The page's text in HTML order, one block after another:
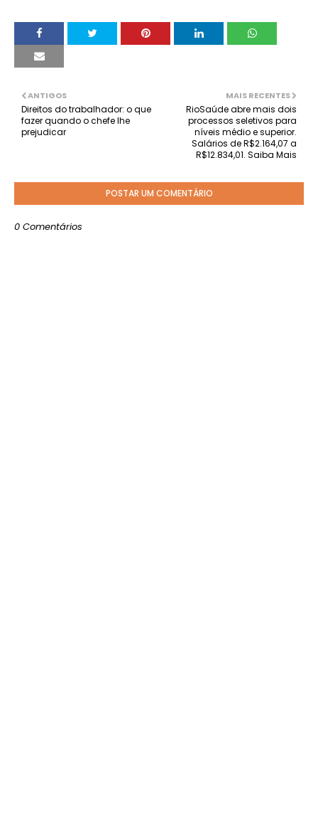
MAIS RECENTES
RioSaúde abre mais dois
processos seletivos para
níveis médio e superior.
Salários de R$2.164,07 a
R$12.834,01. Saiba Mais
ANTIGOS
Direitos do trabalhador: o que
fazer quando o chefe lhe
prejudicar
POSTAR UM COMENTÁRIO
0 Comentários